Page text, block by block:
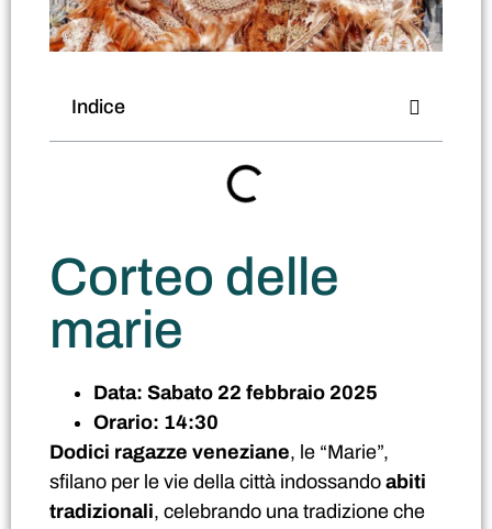
Indice
Corteo delle
marie
Data: Sabato 22 febbraio 2025
Orario: 14:30
Dodici ragazze veneziane, le “Marie”,
sfilano per le vie della città indossando abiti
tradizionali, celebrando una tradizione che